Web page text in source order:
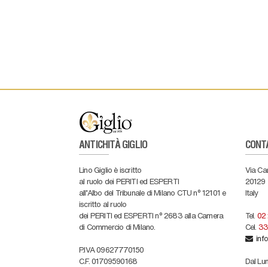
ANTICHITÀ GIGLIO
Lino Giglio è iscritto
al ruolo dei PERITI ed ESPERTI
all'Albo del Tribunale di Milano CTU n° 12101 e
iscritto al ruolo
dei PERITI ed ESPERTI n° 2683 alla Camera
di Commercio di Milano.
P.IVA 09627770150
C.F. 01709590168
Via
20129
Italy
Tel. 02
Cel.
Dal